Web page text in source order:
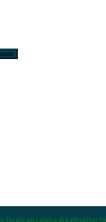
Terancam Langka di Kalimantan